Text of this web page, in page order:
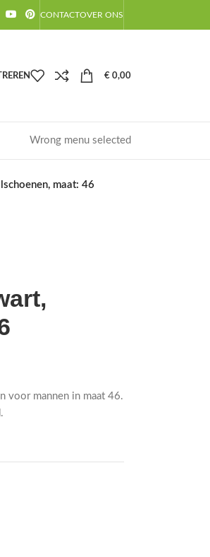
CONTACTOVER ONS
€ 0,00
Wrong menu selected
maat: 46
voor mannen in maat 46.